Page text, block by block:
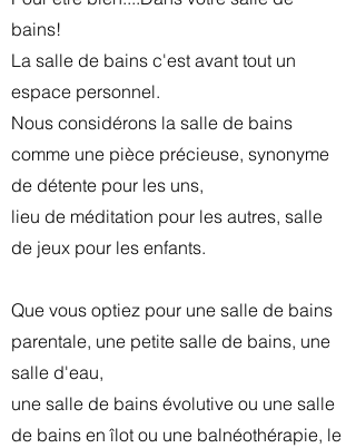
bains!
La salle de bains c'est avant tout un
espace personnel.
Nous considérons la salle de bains
comme une pièce précieuse, synonyme
de détente pour les uns,
lieu de méditation pour les autres, salle
de jeux pour les enfants.
Que vous optiez pour une salle de bains
parentale, une petite salle de bains, une
salle d'eau,
une salle de bains évolutive ou une salle
de bains en îlot ou une balnéothérapie, le